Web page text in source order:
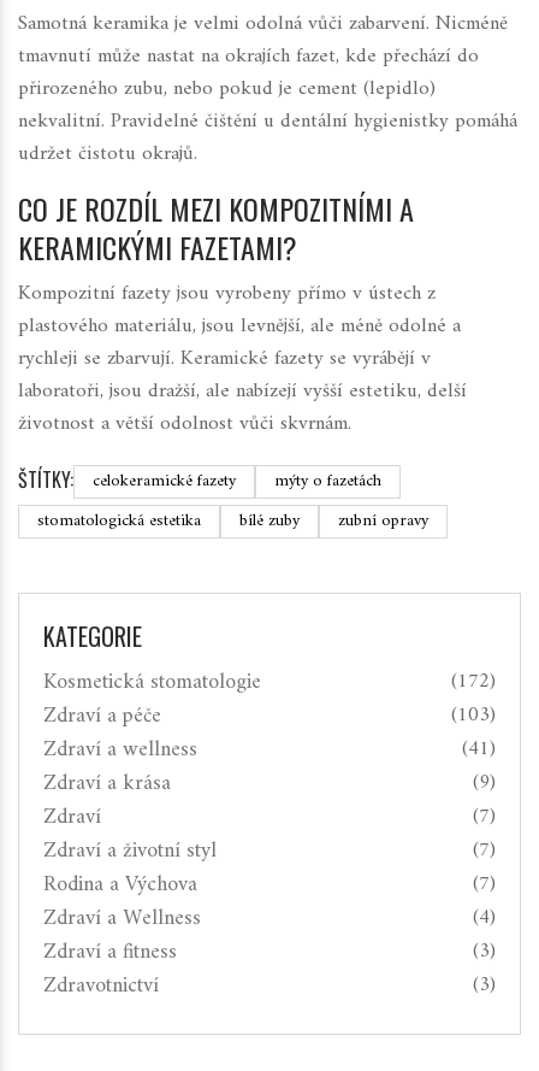
Samotná keramika je velmi odolná vůči zabarvení. Nicméně
tmavnutí může nastat na okrajích fazet, kde přechází do
přirozeného zubu, nebo pokud je cement (lepidlo)
nekvalitní. Pravidelné čištění u dentální hygienistky pomáhá
udržet čistotu okrajů.
CO JE ROZDÍL MEZI KOMPOZITNÍMI A
KERAMICKÝMI FAZETAMI?
Kompozitní fazety jsou vyrobeny přímo v ústech z
plastového materiálu, jsou levnější, ale méně odolné a
rychleji se zbarvují. Keramické fazety se vyrábějí v
laboratoři, jsou dražší, ale nabízejí vyšší estetiku, delší
životnost a větší odolnost vůči skvrnám.
ŠTÍTKY: celokeramické fazety
mýty o fazetách
stomatologická estetika
bílé zuby zubní opravy
KATEGORIE
Kosmetická stomatologie (172)
Zdraví a péče (103)
Zdraví a wellness (41)
Zdraví a krása (9)
Zdraví (7)
Zdraví a životní styl (7)
Rodina a Výchova (7)
Zdraví a Wellness (4)
Zdraví a fitness (3)
Zdravotnictví (3)